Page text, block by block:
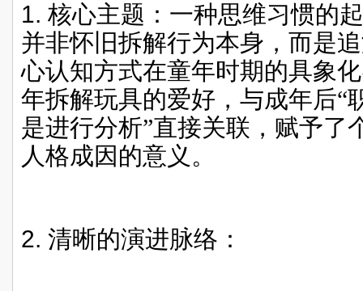
1. 核心主题：一种思维习惯的
并非怀旧拆解行为本身，而是
心认知方式在童年时期的具象
年拆解玩具的爱好，与成年后“
是进行分析”直接关联，赋予了
人格成因的意义。
2. 清晰的演进脉络：